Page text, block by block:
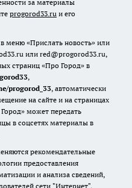
за материалы
progorod33.ru и его
меню «Прислать новость» или
или red@progorod33.ru,
страниц «Про Город» в
,
progorod_33, автоматически
на сайте и на страницах
может передать
в соцсетях материалы в
рекомендательные
предоставления
и анализа сведений,
сети "Интернет",